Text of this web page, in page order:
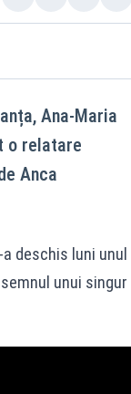
Ana‑Maria
o relatare
Anca
deschis luni unul
unui singur